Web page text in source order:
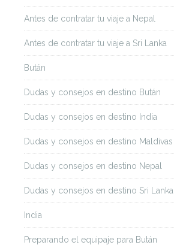
Antes de contratar tu viaje a Nepal
Antes de contratar tu viaje a Sri Lanka
Bután
Dudas y consejos en destino Bután
Dudas y consejos en destino India
Dudas y consejos en destino Maldivas
Dudas y consejos en destino Nepal
Dudas y consejos en destino Sri Lanka
India
Preparando el equipaje para Bután